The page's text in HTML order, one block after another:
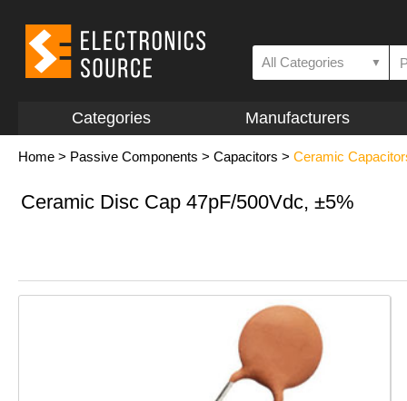
All Categories ▼
Categories Manufacturers
Home > Passive Components > Capacitors > Ceramic
Ceramic Disc Cap 47pF/500Vdc, ±5%